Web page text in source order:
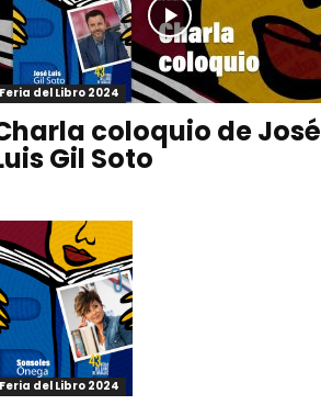
Feria del Libro 2024
coloquio de José
Gil Soto
Feria del Libro 2024